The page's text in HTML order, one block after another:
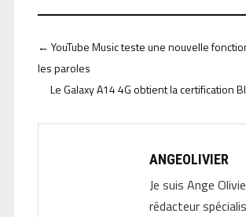
← YouTube Music teste une nouvelle
les paroles
Le Galaxy A14 4G obtient la certification
ANGEOLIVIER
Je suis Ange
rédacteur